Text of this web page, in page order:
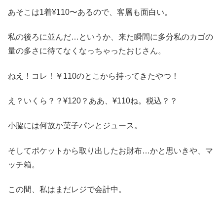
あそこは1着¥110〜あるので、客層も面白い。
私の後ろに並んだ…というか、来た瞬間に多分私のカゴの
量の多さに待てなくなっちゃったおじさん。
ねえ！コレ！￥110のとこから持ってきたやつ！
え？いくら？？¥120？ああ、¥110ね。税込？？
小脇には何故か菓子パンとジュース。
そしてポケットから取り出したお財布…かと思いきや、マ
ッチ箱。
この間、私はまだレジで会計中。